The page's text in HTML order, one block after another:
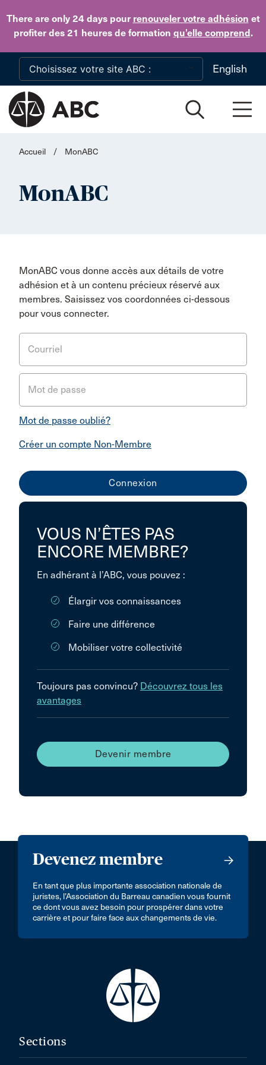
There are only 24 dayspour renouveler votre adhésion et
profiter des 21 heures de formation qu’elle comprend.
Skip to main content
English
Accueil / MonABC
MonABC
MonABC vous donne accès aux détails de votre
adhésion et à un contenu précieux réservé aux
membres. Saisissez vos coordonnées ci-dessous
pour vous connecter.
Courriel
Mot de passe
Mot de passe oublié?
Créer un compte Non-Membre
VOUS N’ÊTES PAS
ENCORE MEMBRE?
En adhérant à l’ABC, vous pouvez :
Élargir vos connaissances
Faire une différence
Mobiliser votre collectivité
Toujours pas convincu? Découvrez tous les
avantages
Devenir membre
Devenez membre
En tant que plus importante association nationale de
juristes, l’Association du Barreau canadien vous fournit
ce dont vous avez besoin pour prospérer dans votre
carrière et pour faire face aux changements de vie.
Sections